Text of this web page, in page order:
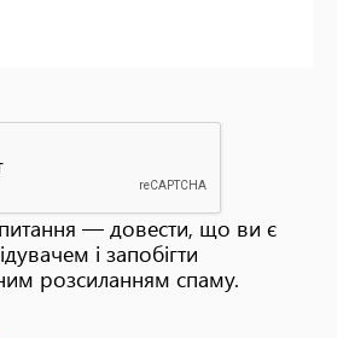
— довести, що ви є
і запобігти
розсиланням спаму.